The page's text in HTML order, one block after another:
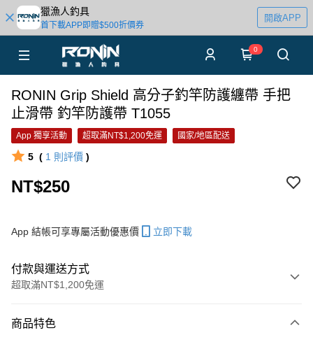
獵漁人釣具
首下載APP即贈$500折價券
開啟APP
0
RONIN Grip Shield ⾼分⼦釣竿防護纏帶 手把
止滑帶 釣竿防護帶 T1055
App 獨享活動 超取滿NT$1,200免運 國家/地區配送
5 ( 1 則評價 )
NT$250
App 結帳可享專屬活動優惠價 立即下載
付款與運送方式
超取滿NT$1,200免運
信用卡一次付款
商品特色